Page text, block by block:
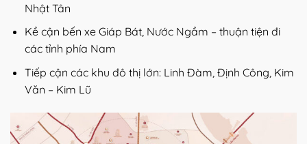
Nhật Tân
Kề cận bến xe Giáp Bát, Nước Ngầm – thuận tiện đi
các tỉnh phía Nam
Tiếp cận các khu đô thị lớn: Linh Đàm, Định Công, Kim
Văn – Kim Lũ